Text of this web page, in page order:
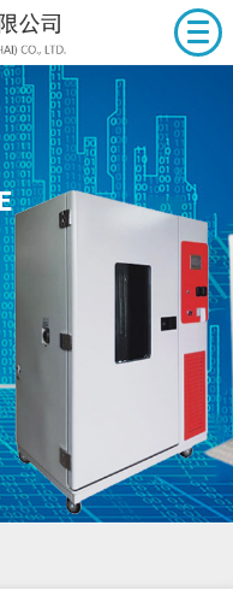
关于谚合
产品展示
服务中心
新闻动态
人力资源